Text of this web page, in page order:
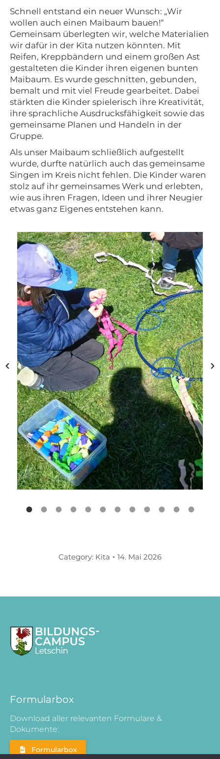
Schnell entstand ein neuer Wunsch: „Wir
wollen auch einen Maibaum bauen!“
Gemeinsam überlegten wir, welche Materialien
wir dafür in der Kita nutzen könnten. Mit
Reifen, Kreppbändern und einem großen Ast
gestalteten die Kinder ihren eigenen bunten
Maibaum. Es wurde geschnitten, gebunden,
bemalt und mit viel Freude gearbeitet. Dabei
stärkten die Kinder spielerisch ihre Kreativität,
ihre sprachliche Ausdrucksfähigkeit sowie das
gemeinsame Planen und Handeln in der
Gruppe.
Als unser Maibaum schließlich aufgestellt
wurde, durfte natürlich auch das gemeinsame
Singen im Kreis nicht fehlen. Die Kinder waren
stolz auf ihr gemeinsames Werk und erlebten,
wie aus ihren Fragen, Ideen und ihrer Neugier
etwas ganz Eigenes entstehen kann.
Category: Kita 14. Mai 2026
Formularbox
Download aller relevanten Formulare &
Dokumente:
Formularbox